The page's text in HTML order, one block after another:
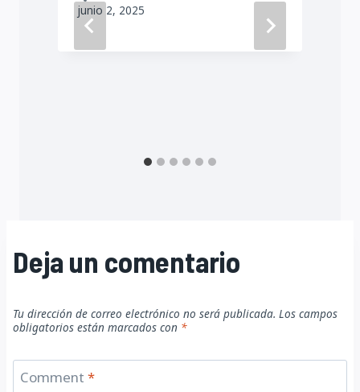
junio 2, 2025
Deja un comentario
Tu dirección de correo electrónico no será publicada. Los campos
obligatorios están marcados con *
Comment *